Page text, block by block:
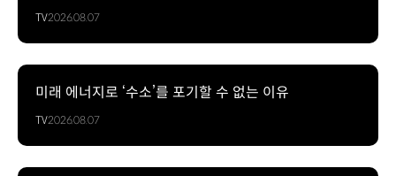
TV2026.08.07
미래 에너지로 ‘수소’를 포기할 수 없는 이유
TV2026.08.07